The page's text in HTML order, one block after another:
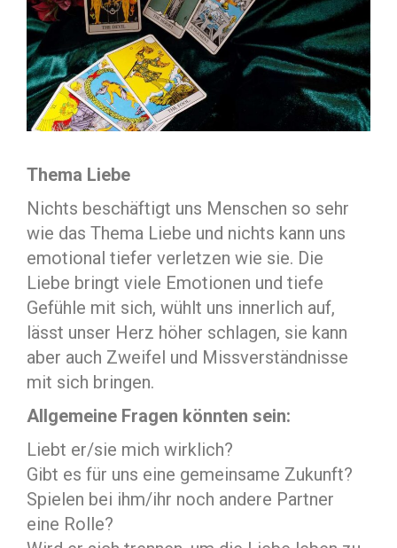
Thema Liebe
Nichts beschäftigt uns Menschen so sehr
wie das Thema Liebe und nichts kann uns
emotional tiefer verletzen wie sie. Die
Liebe bringt viele Emotionen und tiefe
Gefühle mit sich, wühlt uns innerlich auf,
lässt unser Herz höher schlagen, sie kann
aber auch Zweifel und Missverständnisse
mit sich bringen.
Allgemeine Fragen könnten sein:
Liebt er/sie mich wirklich?
Gibt es für uns eine gemeinsame Zukunft?
Spielen bei ihm/ihr noch andere Partner
eine Rolle?